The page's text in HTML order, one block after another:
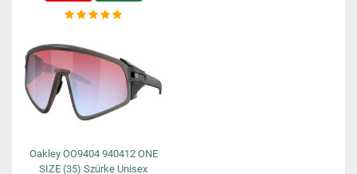
Oakley OO9404 940412 ONE
SIZE (35) Szürke Unisex